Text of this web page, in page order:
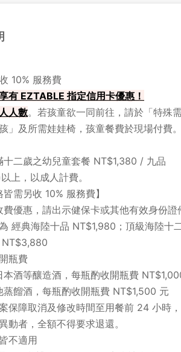
10% 服務費
有 EZTABLE 指定信用卡優惠！
人數。若孩童欲一同前往，請於「特殊
」及所需娃娃椅，孩童餐費於現場付費。
十二歲之幼兒童套餐 NT$1,380 / 九品
上，以成人計費。
皆需另收 10% 服務費】
優惠，請出示健保卡或其他有效身份證
經典海陸十品 NT$1,980；頂級海陸十
NT$3,880
瓶費
本酒等釀造酒，每瓶酌收開瓶費
蒸餾酒，每瓶酌收開瓶費 NT$1,500​ 元
保障取消及修改時間至用餐前 24 小時
動者，全額不得要求退還。
不適用